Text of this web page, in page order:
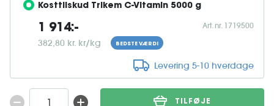
Kosttilskud Trikem C-Vitamin 5000 g
1 914:-
382,80 kr. kr/kg BEDSTE VÆRDI
Art. nr. 1719500
Levering 5-10 hverdage
TILFØJE